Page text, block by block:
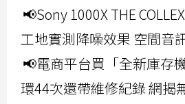
📢Sony 1000X THE
工地實測降噪效果 空間音
📢電商平台買「全新庫存
環44次還帶維修紀錄 網揭